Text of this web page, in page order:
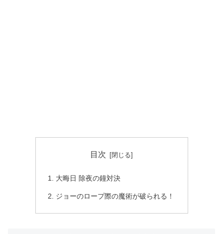
目次
大晦日 除夜の鐘対決
ジョーのロープ際の魔術が破られる！